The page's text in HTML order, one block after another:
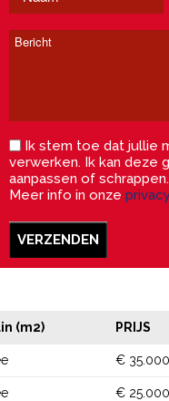
Ik stem toe dat jullie
verwerken. Ik kan deze
aanpassen of schrappen.
Meer info in onze
VERZENDEN
(m2) PRIJS
€ 35.000
€ 25.000